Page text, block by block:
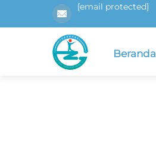
[email protected]
Beranda